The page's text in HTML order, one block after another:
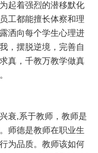
起着强烈的潜移默化
工都能擅长体察和理
洒向每个学生心理进
，摆脱逆境，完善自
真，千教万教学做真
,系于教师，教师是
师德是教师在职业生
为品质。教师该如何